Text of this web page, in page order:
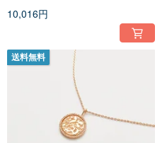
10,016円
送料無料